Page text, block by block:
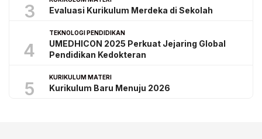
3 Evaluasi Kurikulum Merdeka di Sekolah
4
TEKNOLOGI PENDIDIKAN
UMEDHICON 2025 Perkuat Jejaring Global
Pendidikan Kedokteran
5
KURIKULUM MATERI
Kurikulum Baru Menuju 2026